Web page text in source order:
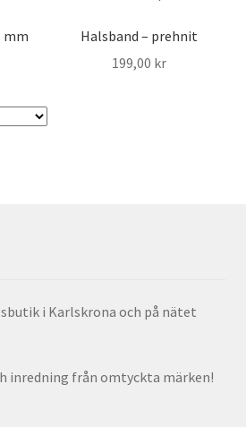
mm
Halsband – prehnit
199,00 kr
i Karlskrona och på nätet
inredning från omtyckta märken!